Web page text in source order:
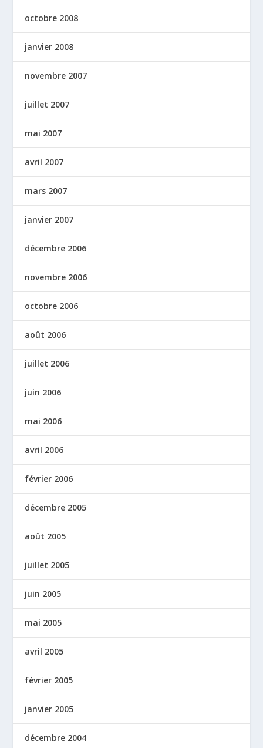
octobre 2008
janvier 2008
novembre 2007
juillet 2007
mai 2007
avril 2007
mars 2007
janvier 2007
décembre 2006
novembre 2006
octobre 2006
août 2006
juillet 2006
juin 2006
mai 2006
avril 2006
février 2006
décembre 2005
août 2005
juillet 2005
juin 2005
mai 2005
avril 2005
février 2005
janvier 2005
décembre 2004